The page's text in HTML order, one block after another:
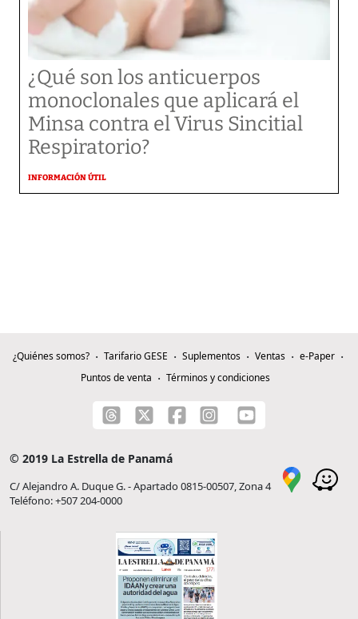
¿Qué son los anticuerpos
monoclonales que aplicará el
Minsa contra el Virus Sincitial
Respiratorio?
INFORMACIÓN ÚTIL
¿Quiénes somos? Tarifario GESE Suplementos Ventas
e-Paper
Puntos de venta
Términos y condiciones
© 2019 La Estrella de Panamá
C/ Alejandro A. Duque G. - Apartado 0815-00507, Zona 4
Teléfono: +507 204-0000